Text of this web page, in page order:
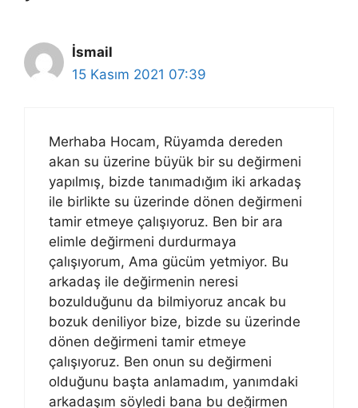
İsmail
15 Kasım 2021 07:39
Merhaba Hocam, Rüyamda dereden
akan su üzerine büyük bir su değirmeni
yapılmış, bizde tanımadığım iki arkadaş
ile birlikte su üzerinde dönen değirmeni
tamir etmeye çalışıyoruz. Ben bir ara
elimle değirmeni durdurmaya
çalışıyorum, Ama gücüm yetmiyor. Bu
arkadaş ile değirmenin neresi
bozulduğunu da bilmiyoruz ancak bu
bozuk deniliyor bize, bizde su üzerinde
dönen değirmeni tamir etmeye
çalışıyoruz. Ben onun su değirmeni
olduğunu başta anlamadım, yanımdaki
arkadaşım söyledi bana bu değirmen